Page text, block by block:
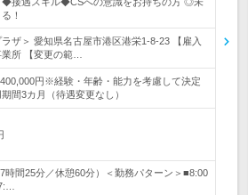
！
ザ＞ 愛知県名古屋市港区港栄1-8-23 【雇入
所 【変更の範…
円※経験・年齢・能力を考慮して決定
間3カ月（待遇変更なし）
時間25分／休憩60分）＜勤務パターン＞■8:00